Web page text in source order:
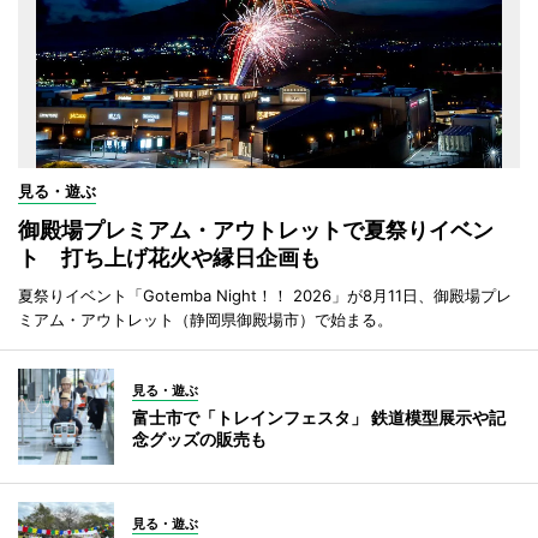
見る・遊ぶ
御殿場プレミアム・アウトレットで夏祭りイベン
ト 打ち上げ花火や縁日企画も
夏祭りイベント「Gotemba Night！！ 2026」が8月11日、御殿場プレ
ミアム・アウトレット（静岡県御殿場市）で始まる。
見る・遊ぶ
富士市で「トレインフェスタ」 鉄道模型展示や記
念グッズの販売も
見る・遊ぶ